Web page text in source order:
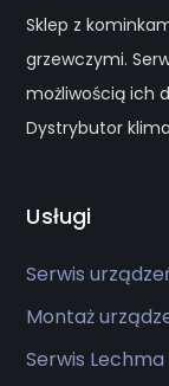
Sklep z
grzewczymi.
możliwością ich
Dystrybutor
Usługi
Serwis
Montaż
Serwis Lechma